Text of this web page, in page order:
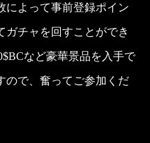
によって事前登録ポイン
ガチャを回すことができ
など豪華景品を入手で
ので、奮ってご参加くだ